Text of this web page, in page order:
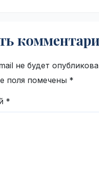
не будет
поля помечены *
*